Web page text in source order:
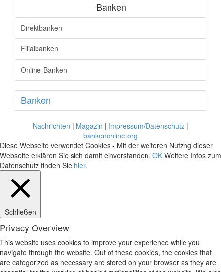
Banken
Direktbanken
Filialbanken
Online-Banken
Banken
Nachrichten | Magazin | Impressum/Datenschutz |
bankenonline.org
Diese Webseite verwendet Cookies - Mit der weiteren Nutzng dieser
Webseite erklären Sie sich damit einverstanden. OK Weitere Infos zum
Datenschutz finden Sie hier.
Schließen
Privacy Overview
This website uses cookies to improve your experience while you
navigate through the website. Out of these cookies, the cookies that
are categorized as necessary are stored on your browser as they are